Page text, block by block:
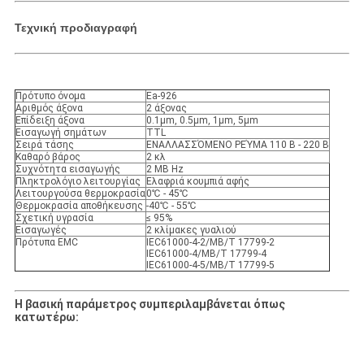
Τεχνική προδιαγραφή
Πρότυπο όνομα
Ea-926
Αριθμός άξονα
2 άξονας
Επίδειξη άξονα
0.1μm, 0.5μm, 1μm, 5μm
Εισαγωγή σημάτων
TTL
Σειρά τάσης
ΕΝΑΛΛΑΣΣΌΜΕΝΟ ΡΕΎΜΑ 110 Β - 220 Β
Καθαρό βάρος
2 κλ
Συχνότητα εισαγωγής
2 ΜΒ Hz
Πληκτρολόγιο λειτουργίας
Ελαφριά κουμπιά αφής
Λειτουργούσα θερμοκρασία 0℃ - 45℃
Θερμοκρασία αποθήκευσης -40℃ - 55℃
Σχετική υγρασία
≤ 95%
Εισαγωγές
2 κλίμακες γυαλιού
Πρότυπα EMC
IEC61000-4-2/ΜΒ/Τ 17799-2
IEC61000-4/ΜΒ/Τ 17799-4
IEC61000-4-5/ΜΒ/Τ 17799-5
Η βασική παράμετρος συμπεριλαμβάνεται όπως
κατωτέρω: